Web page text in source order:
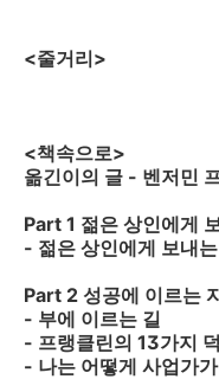
<줄거리>
<책속으로>
옮긴이의 글 - 벤저민
Part 1 젊은 상인에게
- 젊은 상인에게 보내
Part 2 성공에 이르는
- 부에 이르는 길
- 프랭클린의 13가지
- 나는 어떻게 사업가